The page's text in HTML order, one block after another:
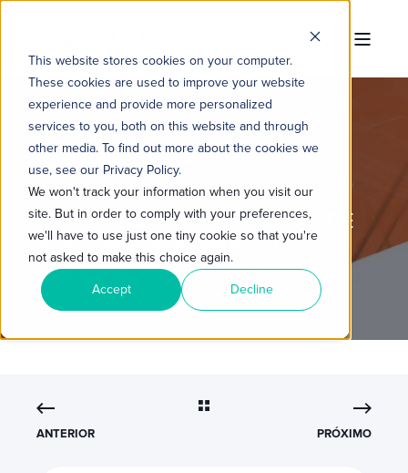
This website stores cookies on your computer.
These cookies are used to improve your website
experience and provide more personalized
services to you, both on this website and through
other media. To find out more about the cookies we
use, see our Privacy Policy.
We won't track your information when you visit our
site. But in order to comply with your preferences,
we'll have to use just one tiny cookie so that you're
not asked to make this choice again.
Accept Decline
8 MIN READ
ESTRATÉGIA DE CRM: DICAS DE
BOAS PRÁTICAS PARA O
SUCESSO COM HUBSPOT
ANTERIOR PRÓXIMO